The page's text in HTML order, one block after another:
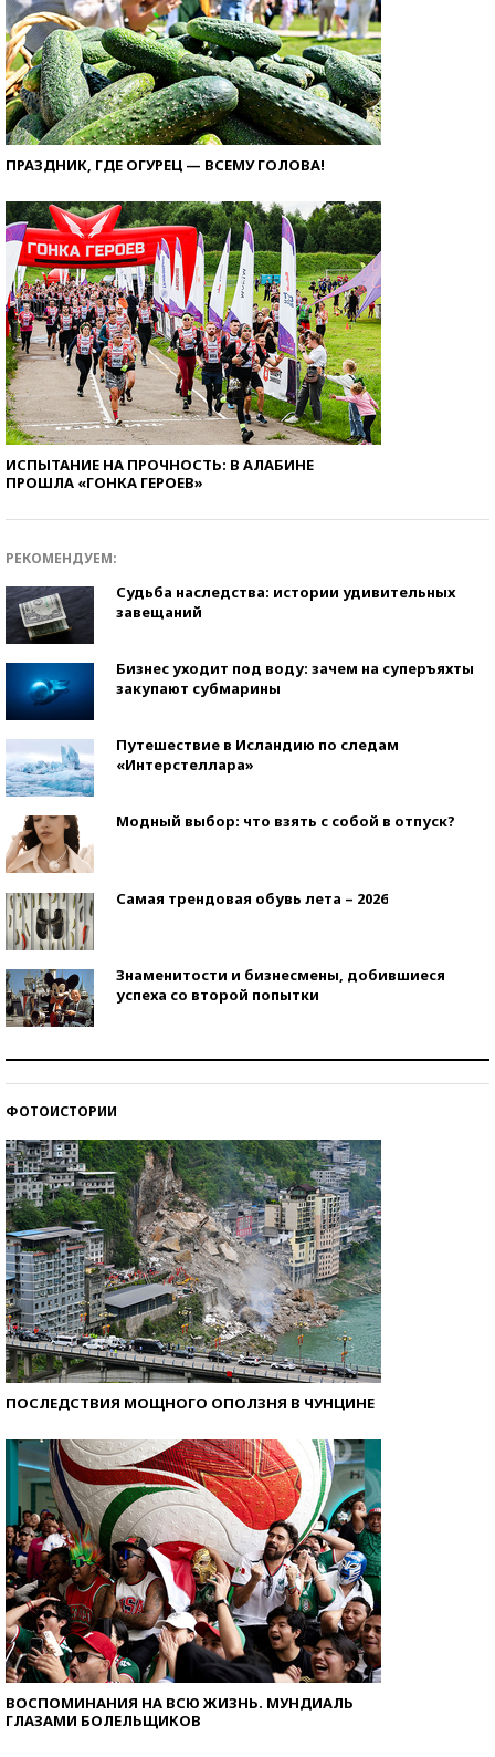
ПРАЗДНИК, ГДЕ ОГУРЕЦ — ВСЕМУ ГОЛОВА!
ИСПЫТАНИЕ НА ПРОЧНОСТЬ: В АЛАБИНЕ
ПРОШЛА «ГОНКА ГЕРОЕВ»
РЕКОМЕНДУЕМ:
Судьба наследства: истории удивительных
завещаний
Бизнес уходит под воду: зачем на суперъяхты
закупают субмарины
Путешествие в Исландию по следам
«Интерстеллара»
Модный выбор: что взять с собой в отпуск?
Самая трендовая обувь лета – 2026
Знаменитости и бизнесмены, добившиеся
успеха со второй попытки
ФОТОИСТОРИИ
ПОСЛЕДСТВИЯ МОЩНОГО ОПОЛЗНЯ В ЧУНЦИНЕ
ВОСПОМИНАНИЯ НА ВСЮ ЖИЗНЬ. МУНДИАЛЬ
ГЛАЗАМИ БОЛЕЛЬЩИКОВ